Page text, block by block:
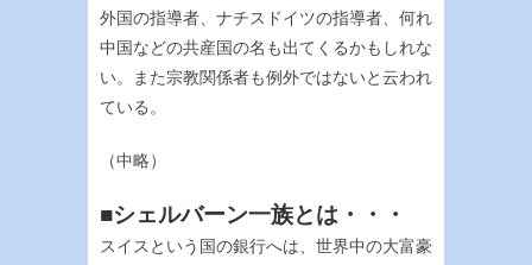
外国の指導者、ナチスドイツの指導者、何れ
中国などの共産国の名も出てくるかもしれな
い。また宗教関係者も例外ではないと云われ
ている。
（中略）
■シェルバーン一族とは・・・
スイスという国の銀行へは、世界中の大富豪